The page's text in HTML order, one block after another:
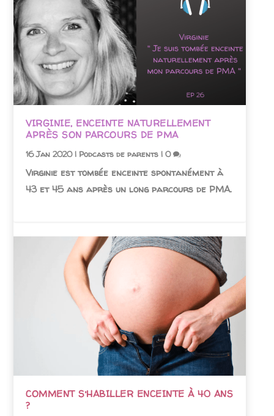
VIRGINIE, ENCEINTE NATURELLEMENT
APRÈS SON PARCOURS DE PMA
16 Jan 2020| Podcasts de parents |0
Virginie est tombée enceinte spontanément à
43 et 45 ans après un long parcours de PMA.
COMMENT S’HABILLER ENCEINTE À 40 ANS
?